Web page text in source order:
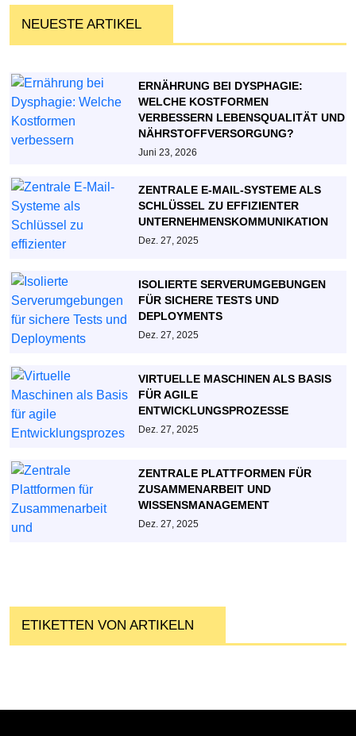
NEUESTE ARTIKEL
ERNÄHRUNG BEI DYSPHAGIE:
WELCHE KOSTFORMEN
VERBESSERN LEBENSQUALITÄT UND
NÄHRSTOFFVERSORGUNG?
Juni 23, 2026
ZENTRALE E-MAIL-SYSTEME ALS
SCHLÜSSEL ZU EFFIZIENTER
UNTERNEHMENSKOMMUNIKATION
Dez. 27, 2025
ISOLIERTE SERVERUMGEBUNGEN
FÜR SICHERE TESTS UND
DEPLOYMENTS
Dez. 27, 2025
VIRTUELLE MASCHINEN ALS BASIS
FÜR AGILE
ENTWICKLUNGSPROZESSE
Dez. 27, 2025
ZENTRALE PLATTFORMEN FÜR
ZUSAMMENARBEIT UND
WISSENSMANAGEMENT
Dez. 27, 2025
ETIKETTEN VON ARTIKELN